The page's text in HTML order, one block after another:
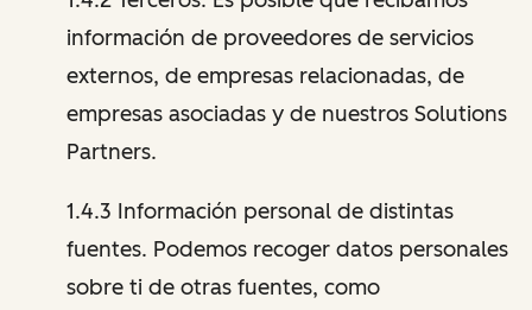
información de proveedores de servicios
externos, de empresas relacionadas, de
empresas asociadas y de nuestros Solutions
Partners.
1.4.3 Información personal de distintas
fuentes. Podemos recoger datos personales
sobre ti de otras fuentes, como